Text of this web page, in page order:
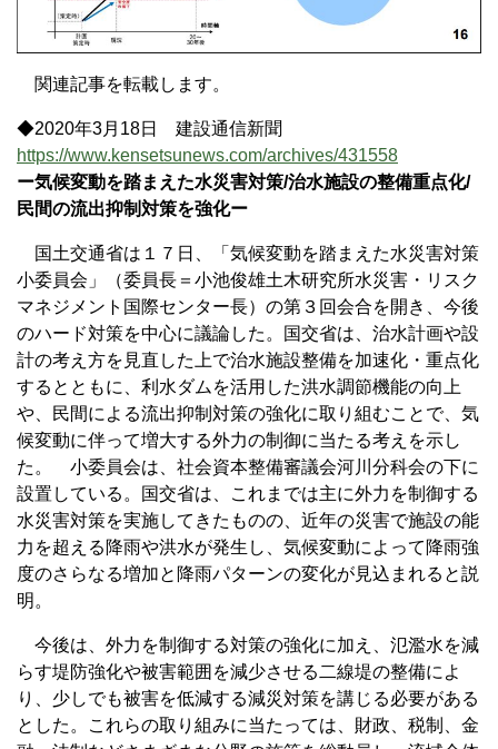
関連記事を転載します。
◆2020年3月18日 建設通信新聞
https://www.kensetsunews.com/archives/431558
ー気候変動を踏まえた水災害対策/治水施設の整備重点化/
民間の流出抑制対策を強化ー
国土交通省は１７日、「気候変動を踏まえた水災害対策
小委員会」（委員長＝小池俊雄土木研究所水災害・リスク
マネジメント国際センター長）の第３回会合を開き、今後
のハード対策を中心に議論した。国交省は、治水計画や設
計の考え方を見直した上で治水施設整備を加速化・重点化
するとともに、利水ダムを活用した洪水調節機能の向上
や、民間による流出抑制対策の強化に取り組むことで、気
候変動に伴って増大する外力の制御に当たる考えを示し
た。 小委員会は、社会資本整備審議会河川分科会の下に
設置している。国交省は、これまでは主に外力を制御する
水災害対策を実施してきたものの、近年の災害で施設の能
力を超える降雨や洪水が発生し、気候変動によって降雨強
度のさらなる増加と降雨パターンの変化が見込まれると説
明。
今後は、外力を制御する対策の強化に加え、氾濫水を減
らす堤防強化や被害範囲を減少させる二線堤の整備によ
り、少しでも被害を低減する減災対策を講じる必要がある
とした。これらの取り組みに当たっては、財政、税制、金